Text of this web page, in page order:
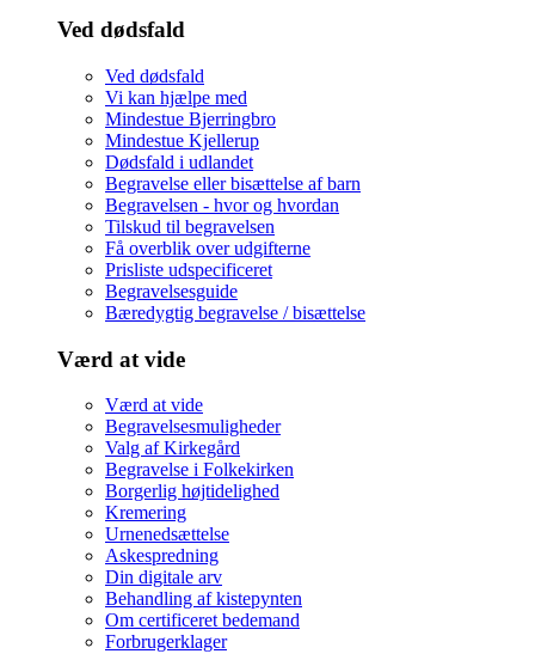
Ved dødsfald
Ved dødsfald
Vi kan hjælpe med
Mindestue Bjerringbro
Mindestue Kjellerup
Dødsfald i udlandet
Begravelse eller bisættelse af barn
Begravelsen - hvor og hvordan
Tilskud til begravelsen
Få overblik over udgifterne
Prisliste udspecificeret
Begravelsesguide
Bæredygtig begravelse / bisættelse
Værd at vide
Værd at vide
Begravelsesmuligheder
Valg af Kirkegård
Begravelse i Folkekirken
Borgerlig højtidelighed
Kremering
Urnenedsættelse
Askespredning
Din digitale arv
Behandling af kistepynten
Om certificeret bedemand
Forbrugerklager